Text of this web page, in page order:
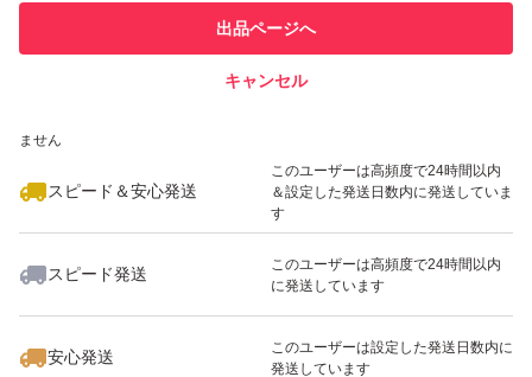
での取引実績があります
ません
スピード＆安心発送
このユーザーは高頻度で24時間以内
＆設定した発送日数内に発送していま
す
スピード発送
このユーザーは高頻度で24時間以内
に発送しています
安心発送
このユーザーは設定した発送日数内に
発送しています
出品ページへ
キャンセル
いいね！
2,750